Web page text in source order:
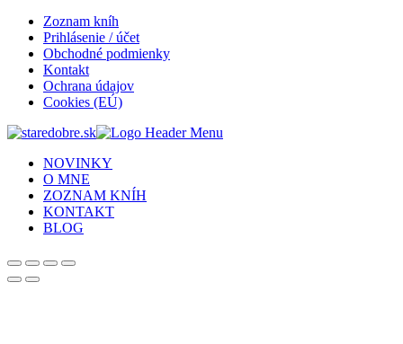
Zoznam kníh
Prihlásenie / účet
Obchodné podmienky
Kontakt
Ochrana údajov
Cookies (EÚ)
NOVINKY
O MNE
ZOZNAM KNÍH
KONTAKT
BLOG